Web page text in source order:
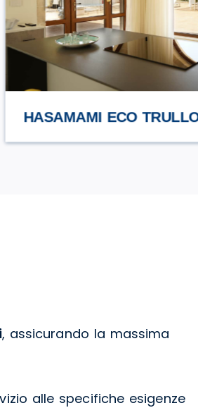
URCIUOLI
, assicurando la massima
alle specifiche esigenze